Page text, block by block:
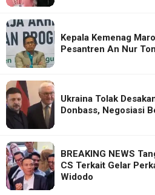
Kepala Kemenag
Pesantren An Nur
Ukraina Tolak
Donbass, Negosiasi
BREAKING NEWS
CS Terkait Gelar
Widodo